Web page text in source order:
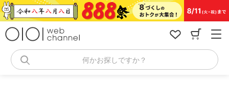
コ
ン
何かお探しですか？